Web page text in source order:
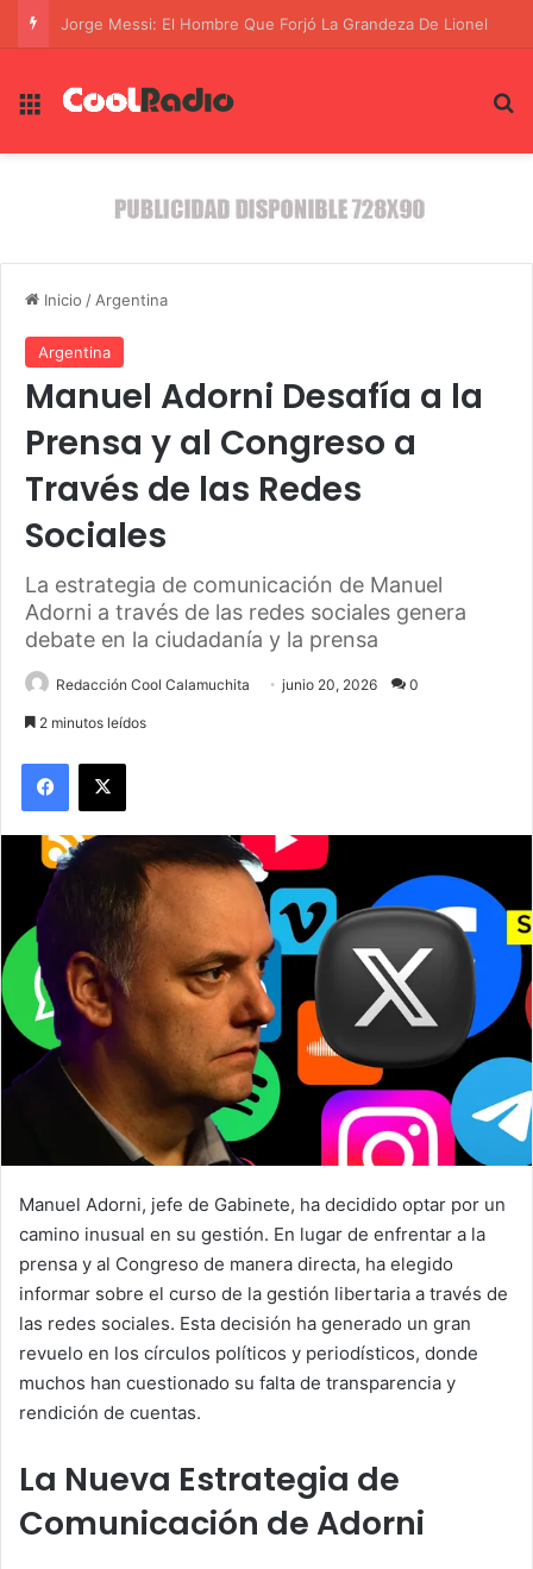
El Laburo de la Corrupción: La Red de Crimen Organizado que Asesinó a Fernando Villavicencio en Ecuador
Menú
Inicio / Argentina
Argentina
Manuel Adorni Desafía a la
Prensa y al Congreso a
Través de las Redes
Sociales
La estrategia de comunicación de Manuel
Adorni a través de las redes sociales genera
debate en la ciudadanía y la prensa
Redacción Cool Calamuchita junio 20, 2026 0
2 minutos leídos
Facebook
X
Manuel Adorni, jefe de Gabinete, ha decidido optar por un
camino inusual en su gestión. En lugar de enfrentar a la
prensa y al Congreso de manera directa, ha elegido
informar sobre el curso de la gestión libertaria a través de
las redes sociales. Esta decisión ha generado un gran
revuelo en los círculos políticos y periodísticos, donde
muchos han cuestionado su falta de transparencia y
rendición de cuentas.
La Nueva Estrategia de
Comunicación de Adorni